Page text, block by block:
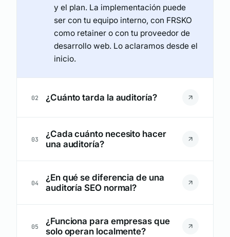
y el plan. La implementación puede
ser con tu equipo interno, con FRSKO
como retainer o con tu proveedor de
desarrollo web. Lo aclaramos desde el
inicio.
02 ¿Cuánto tarda la auditoría?
03
¿Cada cuánto necesito hacer
una auditoría?
04
¿En qué se diferencia de una
auditoría SEO normal?
05
¿Funciona para empresas que
solo operan localmente?